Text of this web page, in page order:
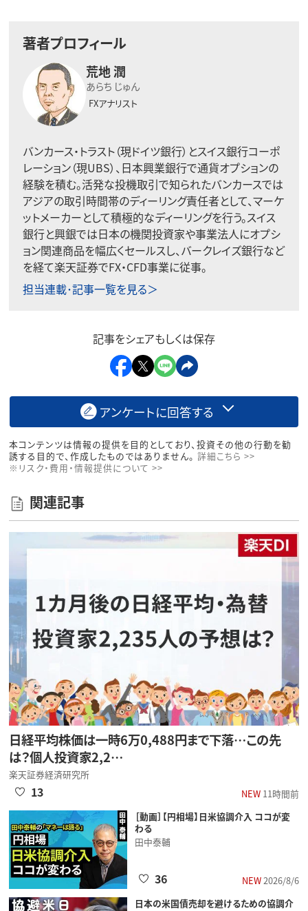
著者プロフィール
荒地 潤
あらち じゅん
FXアナリスト
バンカース・トラスト（現ドイツ銀行）とスイス銀行コーポ
レーション（現UBS）、日本興業銀行で通貨オプションの
経験を積む。活発な投機取引で知られたバンカースでは
アジアの取引時間帯のディーリング責任者として、マーケ
ットメーカーとして積極的なディーリングを行う。スイス
銀行と興銀では日本の機関投資家や事業法人にオプシ
ョン関連商品を幅広くセールスし、バークレイズ銀行など
を経て楽天証券でFX・CFD事業に従事。
担当連載･記事一覧を見る＞
記事をシェアもしくは保存
アンケートに回答する
本コンテンツは情報の提供を目的としており、投資その他の行動を勧
誘する目的で、作成したものではありません。 詳細こちら >>
※リスク・費用・情報提供について >>
関連記事
日経平均株価は一時6万0,488円まで下落…この先
は？個人投資家2,2…
楽天証券経済研究所
NEW11時間前
13
［動画］【円相場】日米協調介入 ココが変
わる
田中泰輔
NEW2026/8/6
36
日本の米国債売却を避けるための協調介